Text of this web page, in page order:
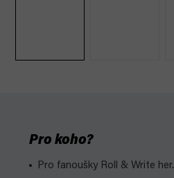
Pro koho?
Pro fanoušky Roll & Write her.